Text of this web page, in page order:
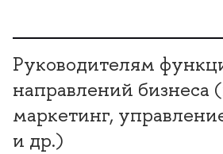
Руководителям
направлений бизнеса
маркетинг,
и др.)